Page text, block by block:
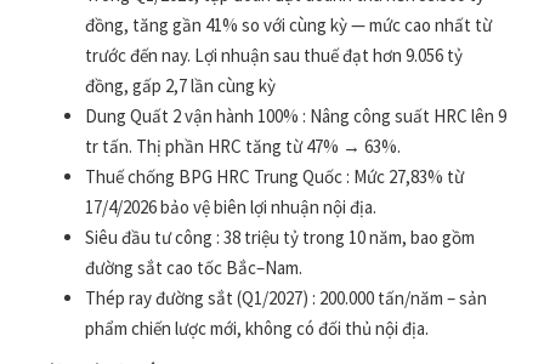
đồng, tăng gần 41% so với cùng kỳ — mức cao nhất từ
trước đến nay. Lợi nhuận sau thuế đạt hơn 9.056 tỷ
đồng, gấp 2,7 lần cùng kỳ
Dung Quất 2 vận hành 100% : Nâng công suất HRC lên 9
tr tấn. Thị phần HRC tăng từ 47% → 63%.
Thuế chống BPG HRC Trung Quốc : Mức 27,83% từ
17/4/2026 bảo vệ biên lợi nhuận nội địa.
Siêu đầu tư công : 38 triệu tỷ trong 10 năm, bao gồm
đường sắt cao tốc Bắc–Nam.
Thép ray đường sắt (Q1/2027) : 200.000 tấn/năm – sản
phẩm chiến lược mới, không có đối thủ nội địa.